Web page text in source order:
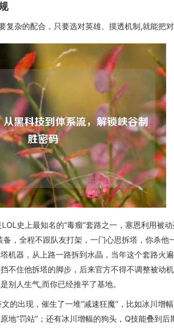
复杂的配合，只要选对英雄、摸透机制,就能把对
史上最知名的“毒瘤”套路之一，塞恩利用被
，全程不跟队友打架，一门心思拆塔，你杀他
机器，从上路一路拆到水晶，当年这个套路火
不住他拆塔的脚步，后来官方不得不调整被动
人生气,而你已经推平了基地。
的出现，催生了一堆“减速狂魔”，比如冰川增幅
地“罚站”；还有冰川增幅的狗头，Q技能叠到后